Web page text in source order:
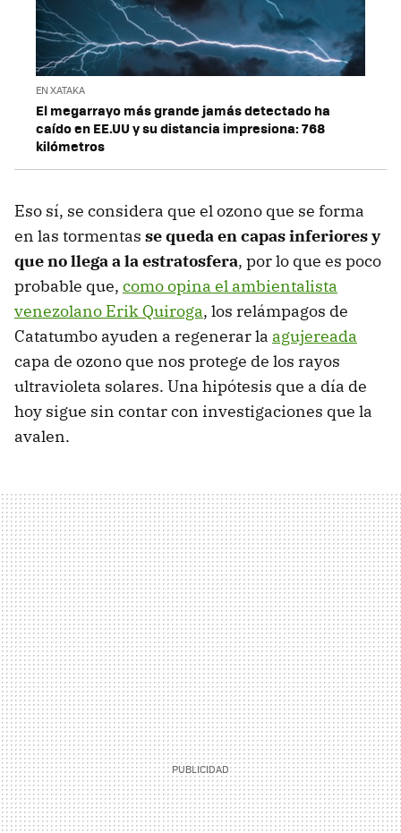
EN XATAKA
El megarrayo más grande jamás detectado ha
caído en EE.UU y su distancia impresiona: 768
kilómetros
Eso sí, se considera que el ozono que se forma
en las tormentas se queda en capas inferiores y
que no llega a la estratosfera, por lo que es poco
probable que, como opina el ambientalista
venezolano Erik Quiroga, los relámpagos de
Catatumbo ayuden a regenerar la agujereada
capa de ozono que nos protege de los rayos
ultravioleta solares. Una hipótesis que a día de
hoy sigue sin contar con investigaciones que la
avalen.